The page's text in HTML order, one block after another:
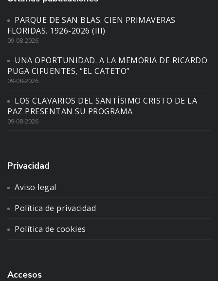
PARQUE DE SAN BLAS. CIEN PRIMAVERAS
FLORIDAS. 1926-2026 (III)
09-08-2026
UNA OPORTUNIDAD. A LA MEMORIA DE RICARDO
PUGA CIFUENTES, “EL CATETO”
09-08-2026
LOS CLAVARIOS DEL SANTÍSIMO CRISTO DE LA
PAZ PRESENTAN SU PROGRAMA
09-08-2026
Privacidad
Aviso legal
Política de privacidad
Política de cookies
Accesos